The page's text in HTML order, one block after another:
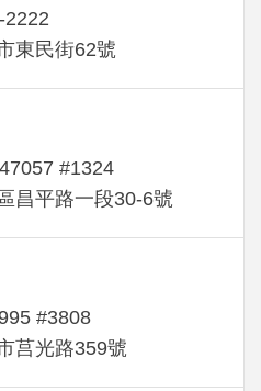
2222
東民街62號
#1324
昌平路一段30-6號
#3808
莒光路359號